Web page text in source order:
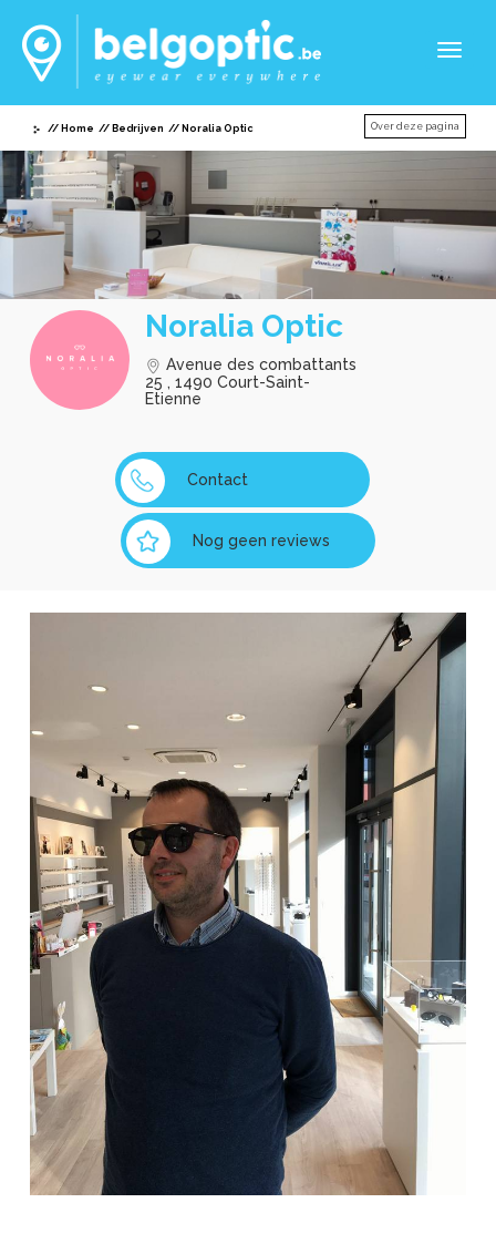
Home Bedrijven Noralia Optic Over deze pagina
Noralia Optic
Avenue des combattants
25 , 1490 Court-Saint-
Etienne
Contact
Nog geen reviews